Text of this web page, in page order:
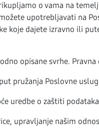
o vama na
upotrebljavati na
koje dajete izravno ili
opisane svrhe.
pružanja Poslovne
uredbe o zaštiti
upravljanje našim